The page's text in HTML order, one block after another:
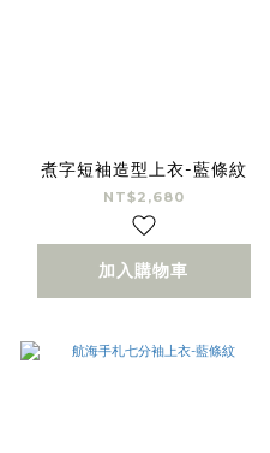
煮字短袖造型上衣-藍條紋
NT$2,680
加入購物車